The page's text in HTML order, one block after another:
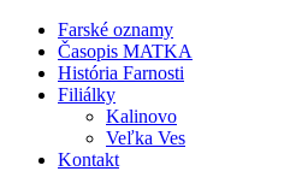
Farské oznamy
Časopis MATKA
História Farnosti
Filiálky
Kalinovo
Veľka Ves
Kontakt